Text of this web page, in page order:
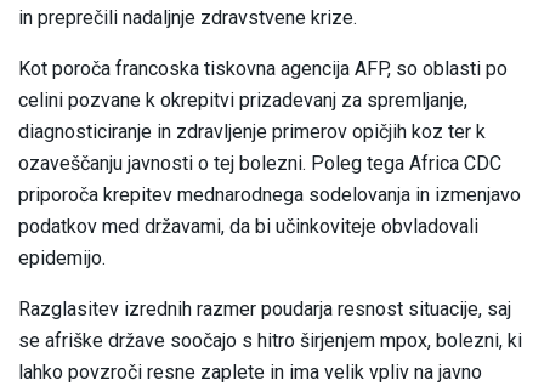
in preprečili nadaljnje zdravstvene krize.
Kot poroča francoska tiskovna agencija AFP, so oblasti po
celini pozvane k okrepitvi prizadevanj za spremljanje,
diagnosticiranje in zdravljenje primerov opičjih koz ter k
ozaveščanju javnosti o tej bolezni. Poleg tega Africa CDC
priporoča krepitev mednarodnega sodelovanja in izmenjavo
podatkov med državami, da bi učinkoviteje obvladovali
epidemijo.
Razglasitev izrednih razmer poudarja resnost situacije, saj
se afriške države soočajo s hitro širjenjem mpox, bolezni, ki
lahko povzroči resne zaplete in ima velik vpliv na javno